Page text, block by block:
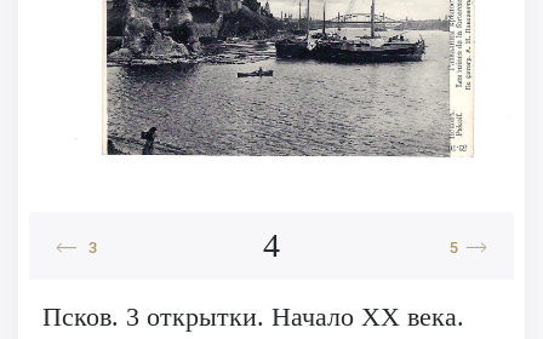
3 4 5
Псков. 3 открытки. Начало XX века.